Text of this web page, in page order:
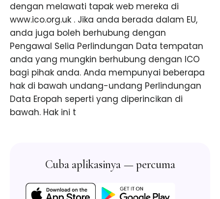
dengan melawati tapak web mereka di
www.ico.org.uk . Jika anda berada dalam EU,
anda juga boleh berhubung dengan
Pengawal Selia Perlindungan Data tempatan
anda yang mungkin berhubung dengan ICO
bagi pihak anda. Anda mempunyai beberapa
hak di bawah undang-undang Perlindungan
Data Eropah seperti yang diperincikan di
bawah. Hak ini t
Cuba aplikasinya — percuma